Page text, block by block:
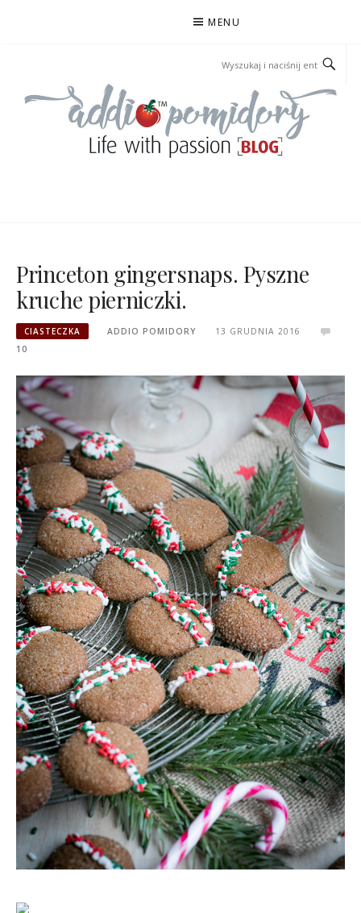
MENU
Princeton gingersnaps. Pyszne
kruche pierniczki.
CIASTECZKA ADDIO POMIDORY
13 GRUDNIA 2016
10